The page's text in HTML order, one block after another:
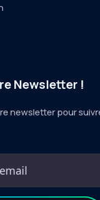
Newsletter !
newsletter pour